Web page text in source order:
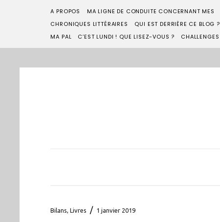
A PROPOS
MA LIGNE DE CONDUITE CONCERNANT MES
CHRONIQUES LITTÉRAIRES
QUI EST DERRIÈRE CE BLOG ?
MA PAL
C’EST LUNDI ! QUE LISEZ-VOUS ? CHALLENGES
Bilans,Livres / 1 janvier 2019